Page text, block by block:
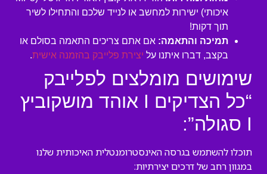
איכותי) ישירות למחשב או לנייד שלכם והתחילו לשיר
תוך דקות!
תמיכה והתאמה: אם אתם צריכים התאמה בסולם או
בקצב, דברו איתנו על יצירת פלייבק בהזמנה אישית.
שימושים מומלצים לפלייבק
“כל הצדיקים I אוהד מושקוביץ
I סגולה”:
תוכלו להשתמש בגרסה האינסטרומנטלית האיכותית שלנו
במגוון רחב של דרכים יצירתיות: